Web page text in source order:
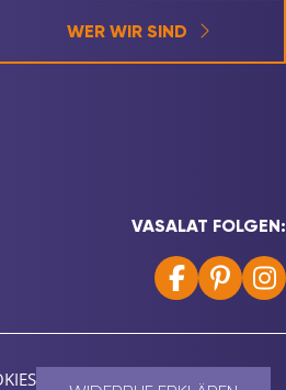
WER WIR SIND
VASALAT FOLGEN: